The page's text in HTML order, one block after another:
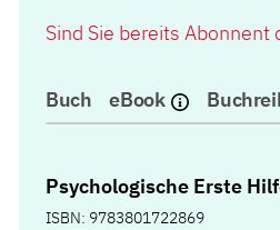
Sind Sie bereits Abonnent
Buch eBook
Psychologische Erste
ISBN: 9783801722869